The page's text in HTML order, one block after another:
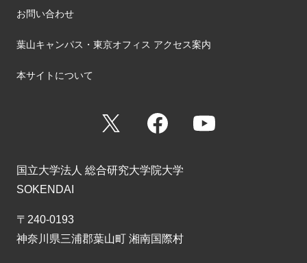
お問い合わせ
葉山キャンパス・東京オフィス アクセス案内
本サイトについて
Facebook
国立大学法人 総合研究大学院大学
SOKENDAI
〒240-0193
神奈川県三浦郡葉山町 湘南国際村